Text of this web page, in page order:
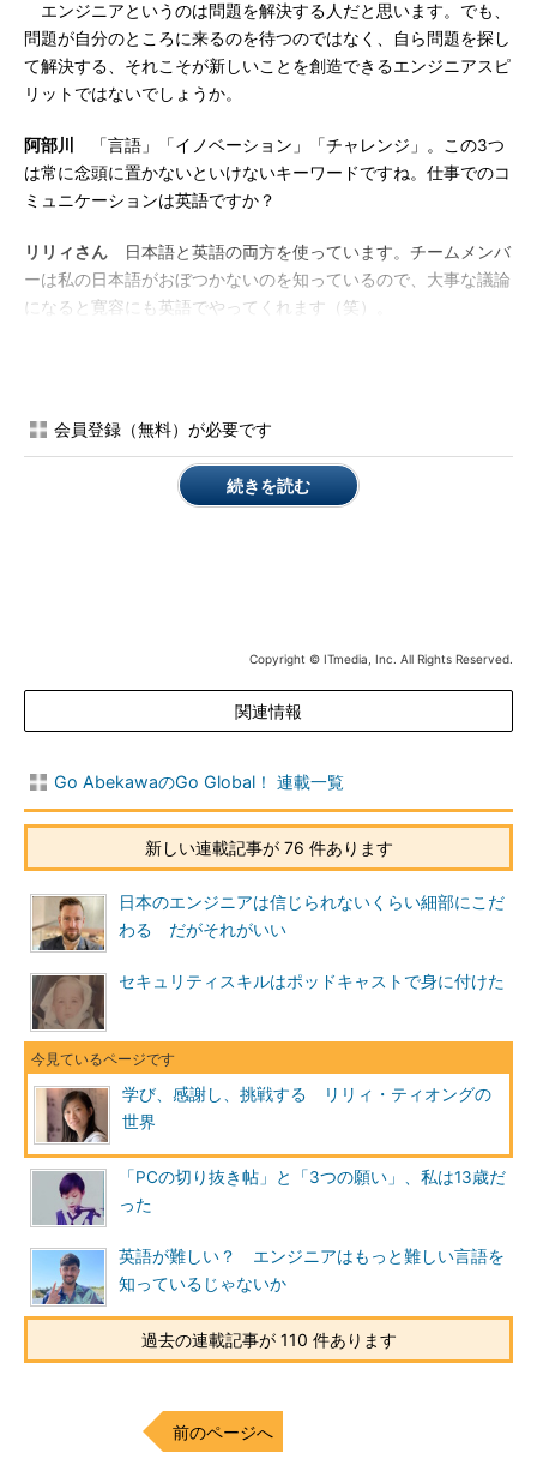
エンジニアというのは問題を解決する人だと思います。でも、
問題が自分のところに来るのを待つのではなく、自ら問題を探し
て解決する、それこそが新しいことを創造できるエンジニアスピ
リットではないでしょうか。
阿部川
「言語」「イノベーション」「チャレンジ」。この3つ
は常に念頭に置かないといけないキーワードですね。仕事でのコ
ミュニケーションは英語ですか？
リリィさん 日本語と英語の両方を使っています。チームメンバ
ーは私の日本語がおぼつかないのを知っているので、大事な議論
になると寛容にも英語でやってくれます（笑）。
編集鈴木マレーシアは海外で働く人が多いという印象があるの
ですが、それは一般的な話なのでしょうか。あと、リリィさんの
ように日本や米国など、遠く離れた国で就職したい人は多いです
リリィさんはなぜ、シンガポールではなく、日本を選
んだのですか。
リリィさん私はシンガポールには興味がないんです（笑）。シ
ンガポールは文化的にもマレーシアと似ているので、それよりは
文化が違う日本がいいと思いました。
日本は食べ物がおいしいし、自然が豊富で人が優しい。私は写
真が好きなので、公園など自然がきれいな場所に、写真を撮りに
行きます。日本は本当にきれいだと思います。まだそんなにたく
さんの場所に行っていないので、これからも時間があったら、写
真を撮りに行きたいです。
会員登録（無料）が必要です
続きを読む
Copyright © ITmedia, Inc. All Rights Reserved.
関連情報
Go AbekawaのGo Global！ 連載一覧
新しい連載記事が 76 件あります
日本のエンジニアは信じられないくらい細部にこだ
わる だがそれがいい
セキュリティスキルはポッドキャストで身に付けた
学び、感謝し、挑戦する リリィ・ティオングの
世界
「PCの切り抜き帖」と「3つの願い」、私は13歳だ
った
英語が難しい？ エンジニアはもっと難しい言語を
知っているじゃないか
過去の連載記事が 110 件あります
前のページへ